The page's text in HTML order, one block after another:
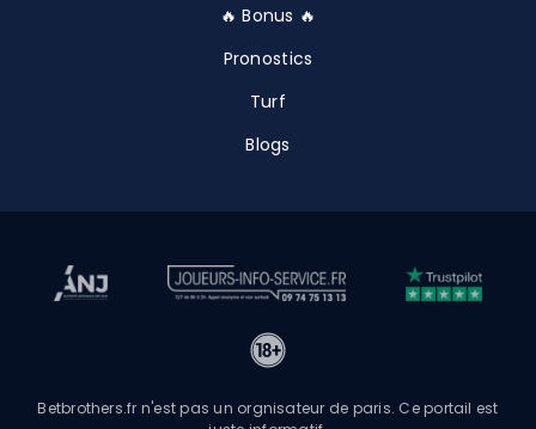
🔥 Bonus 🔥
Pronostics
Turf
Blogs
Betbrothers.fr n'est pas un orgnisateur de paris. Ce portail est